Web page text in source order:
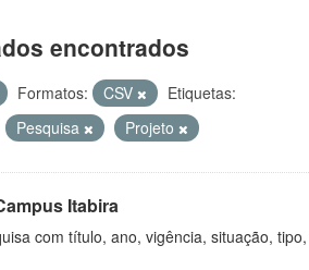
encontrados
Formatos: CSV
Etiquetas:
Pesquisa Projeto
Itabira
com título, ano, vigência, situação,